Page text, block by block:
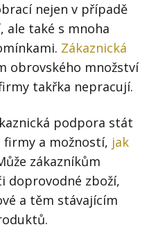
nejen v případě
ale také s mnoha
Zákaznická
obrovského množství
takřka nepracují.
podpora stát
a možností, jak
zákazníkům
doprovodné zboží,
a těm stávajícím